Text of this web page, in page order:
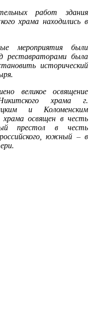
работ здания
храма находились в
мероприятия были
реставраторами была
исторический
великое освящение
храма г.
и Коломенским
освящен в честь
престол в честь
южный –в